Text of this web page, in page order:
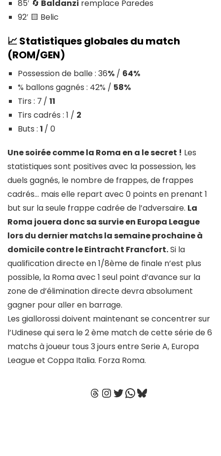
85′ 🔄 Baldanzi remplace Paredes
92′ 🟨 Belic
📈Statistiques globales du match
(ROM/GEN)
Possession de balle : 36%/ 64%
% ballons gagnés : 42% / 58%
Tirs : 7 / 11
Tirs cadrés : 1 / 2
Buts : 1 / 0
Une soirée comme la Roma en a le secret ! Les
statistiques sont positives avec la possession, les
duels gagnés, le nombre de frappes, de frappes
cadrés… mais elle repart avec 0 points en prenant 1
but sur la seule frappe cadrée de l’adversaire. La
Roma jouera donc sa survie en Europa League
lors du dernier matchs la semaine prochaine à
domicile contre le Eintracht Francfort.Si la
qualification directe en 1/8ème de finale n’est plus
possible, la Roma avec 1 seul point d’avance sur la
zone de d’élimination directe devra absolument
gagner pour aller en barrage.
Les giallorossi doivent maintenant se concentrer sur
l’Udinese qui sera le 2 ème match de cette série de 6
matchs à joueur tous 3 jours entre Serie A, Europa
League et Coppa Italia. Forza Roma.
Threads
Instagram
Twitter
WhatsApp
Bluesky